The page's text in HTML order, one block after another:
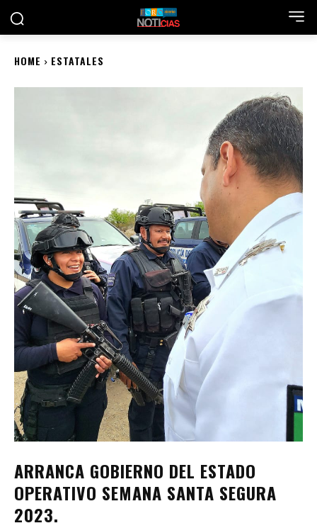
HOME ESTATALES
ARRANCA GOBIERNO DEL ESTADO
OPERATIVO SEMANA SANTA SEGURA
2023.